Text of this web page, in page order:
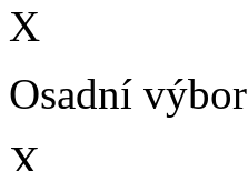
X
Osadní výbor
X